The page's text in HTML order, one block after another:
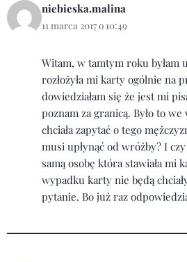
niebieska.malina
11 marca 2017 o 10:49
Witam, w tamtym roku byłam
rozłożyła mi karty ogólnie na
dowiedziałam się że jest mi
poznam za granicą. Było to
chciała zapytać o tego
musi upłynąć od wróżby? I
samą osobę która stawiała mi
wypadku karty nie będą
pytanie. Bo już raz